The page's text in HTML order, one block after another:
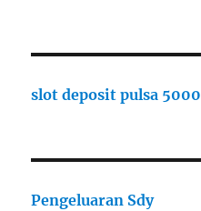
slot deposit pulsa 5000
Pengeluaran Sdy